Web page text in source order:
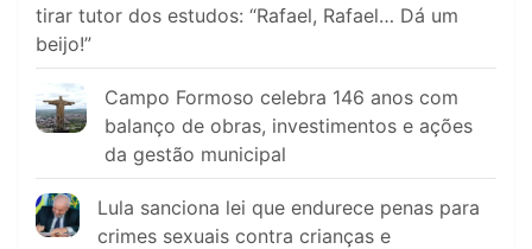
tirar tutor dos estudos: “Rafael, Rafael… Dá um
beijo!”
Campo Formoso celebra 146 anos com
balanço de obras, investimentos e ações
da gestão municipal
Lula sanciona lei que endurece penas para
crimes sexuais contra crianças e